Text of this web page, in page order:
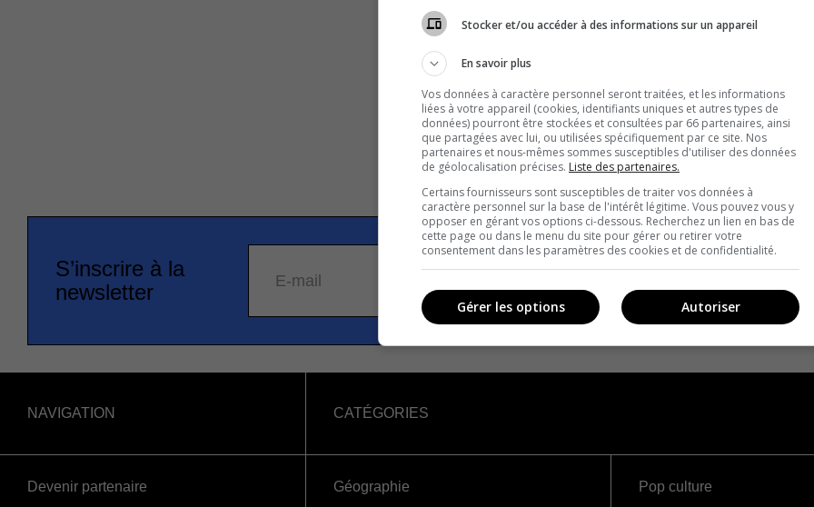
S’inscrire à la
newsletter
E-mail
NAVIGATION
Devenir partenaire
CATÉGORIES
Géographie
Pop culture
Stocker et/ou accéder à des informations sur un appareil
En savoir plus
Vos données à caractère personnel seront traitées, et les informations
liées à votre appareil (cookies, identifiants uniques et autres types de
données) pourront être stockées et consultées par 66 partenaires, ainsi
que partagées avec lui, ou utilisées spécifiquement par ce site. Nos
partenaires et nous-mêmes sommes susceptibles d'utiliser des données
de géolocalisation précises. Liste des partenaires.
Certains fournisseurs sont susceptibles de traiter vos données à
caractère personnel sur la base de l'intérêt légitime. Vous pouvez vous y
opposer en gérant vos options ci-dessous. Recherchez un lien en bas de
cette page ou dans le menu du site pour gérer ou retirer votre
consentement dans les paramètres des cookies et de confidentialité.
Autoriser
Gérer les options